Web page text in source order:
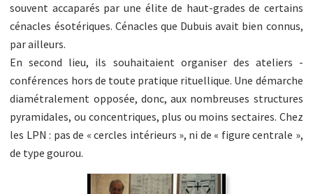
souvent accaparés par une élite de haut-grades de certains
cénacles ésotériques. Cénacles que Dubuis avait bien connus,
par ailleurs.
En second lieu, ils souhaitaient organiser des ateliers -
conférences hors de toute pratique rituellique. Une démarche
diamétralement opposée, donc, aux nombreuses structures
pyramidales, ou concentriques, plus ou moins sectaires. Chez
les LPN : pas de « cercles intérieurs », ni de « figure centrale »,
de type gourou.